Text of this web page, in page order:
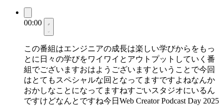
00:00
この番組はエンジニアの成長は楽しい学びからをもっ
とに日々の学びをワイワイとアウトプットしていく番
組でございますおはようございますということで今回
はとてもスペシャルな回となってますですよねなんか
おかしなことになってますねすごいスタジオにいるん
ですけどなんとですね今日Web Creator Podcast Day 2025